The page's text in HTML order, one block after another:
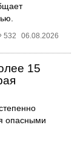
532 06.08.2026
15
опасными